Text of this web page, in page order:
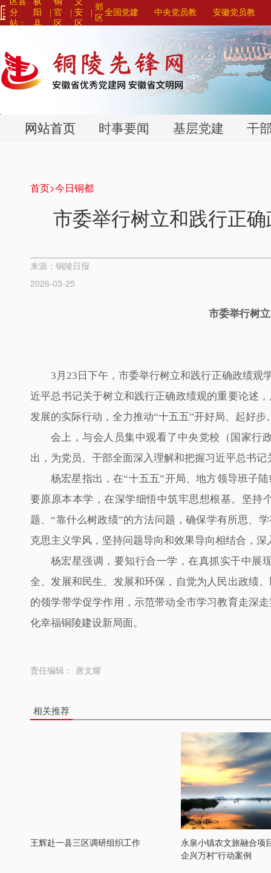
分
站：
阳
县
官
区
|安
区
|
郊
区
全国党建 中央党员教
育系列平台>
>
安徽党员教
育系列平台>
>
网站首页 时事要闻 基层党建 干
首页>今日铜都
市委举行树立和践行正
来源：铜陵日报
2026-03-25
市委举行树
3月23日下午，市委举行树立和践行正确政绩观
近平总书记关于树立和践行正确政绩观的重要论述
发展的实际行动，全力推动“十五五”开好局、起好
会上，与会人员集中观看了中央党校（国家行
出，为党员、干部全面深入理解和把握习近平总书
杨宏星指出，在“十五五”开局、地方领导班子
要原原本本学，在深学细悟中筑牢思想根基。坚持
题、“靠什么树政绩”的方法问题，确保学有所思、
克思主义学风，坚持问题导向和效果导向相结合，
杨宏星强调，要知行合一学，在真抓实干中展
全、发展和民生、发展和环保，自觉为人民出政绩
的领学带学促学作用，示范带动全市学习教育走深
化幸福铜陵建设新局面。
责任编辑： 唐文耀
相关推荐
王辉赴一县三区调研组织工作
永泉小镇农文旅融合项
企兴万村”行动案例